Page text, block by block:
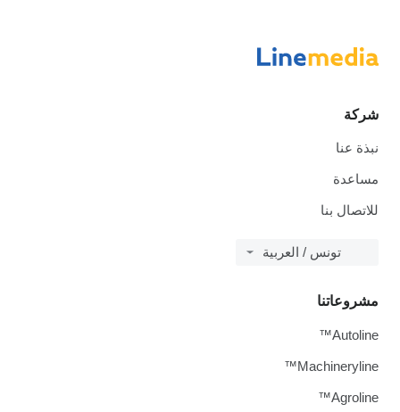
شركة
نبذة عنا
مساعدة
للاتصال بنا
تونس / العربية
مشروعاتنا
Autoline™
Machineryline™
Agroline™